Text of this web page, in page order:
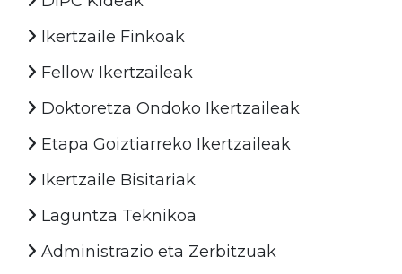
Ikertzaile Finkoak
Fellow Ikertzaileak
Doktoretza Ondoko Ikertzaileak
Etapa Goiztiarreko Ikertzaileak
Ikertzaile Bisitariak
Laguntza Teknikoa
Administrazio eta Zerbitzuak